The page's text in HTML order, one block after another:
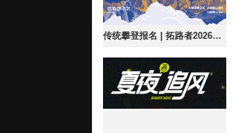
传统攀登报名 | 拓路者2026第九届四姑娘山登山大会